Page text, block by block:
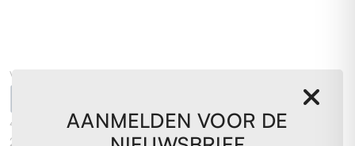
AANMELDEN VOOR DE
Very Good
4,0
2.076